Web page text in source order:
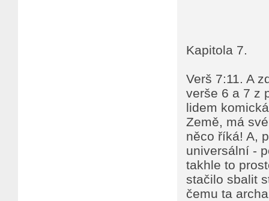
Kapitola 7.
Verš 7:11. A
verše 6 a 7 z
lidem
Země, má
něco říká! A,
universální -
takhle to
stačilo sbalit
čemu ta